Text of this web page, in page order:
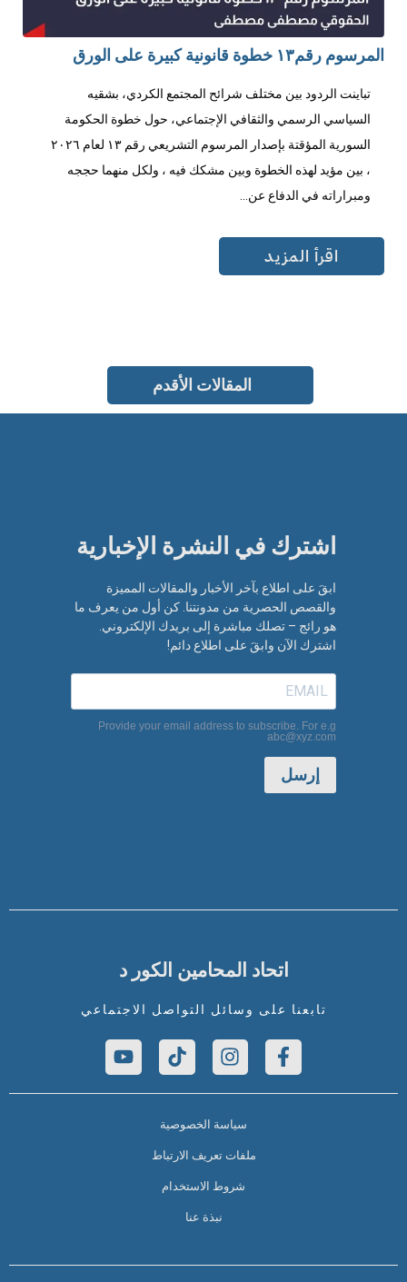
المرسوم رقم١٣ خطوة قانونية كبيرة على الورق
تباينت الردود بين مختلف شرائح المجتمع الكردي، بشقيه
السياسي الرسمي والثقافي الإجتماعي، حول خطوة الحكومة
السورية المؤقتة بإصدار المرسوم التشريعي رقم ١٣ لعام ٢٠٢٦
، بين مؤيد لهذه الخطوة وبين مشكك فيه ، ولكل منهما حججه
ومبراراته في الدفاع عن...
اقرأ المزيد
المقالات الأقدم
اشترك في النشرة الإخبارية​
ابقَ على اطلاع بآخر الأخبار والمقالات المميزة
والقصص الحصرية من مدونتنا. كن أول من يعرف ما
هو رائج – تصلك مباشرة إلى بريدك الإلكتروني.
اشترك الآن وابقَ على اطلاع دائم!
Provide your email address to subscribe. For e.g
abc@xyz.com
إرسل
اتحاد المحامين الكور د
تابعنا على وسائل التواصل الاجتماعي
سياسة الخصوصية
ملفات تعريف الارتباط
شروط الاستخدام
نبذة عنا